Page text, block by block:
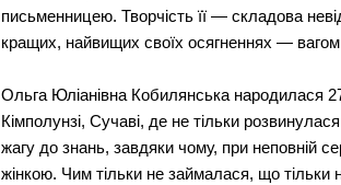
письменницею. Творчість її — складова
кращих, найвищих своїх осягненнях —
Ольга Юліанівна Кобилянська народилася
Кімполунзі, Сучаві, де не тільки
жагу до знань, завдяки чому, при неповній
жінкою. Чим тільки не займалася, що